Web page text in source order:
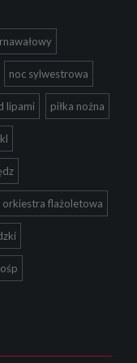
noc sylwestrowa
lipami piłka nożna
orkiestra flażoletowa